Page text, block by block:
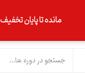
مانده تا پایان تخفیف